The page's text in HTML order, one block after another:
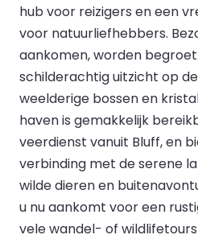
hub voor reizigers en een
voor natuurliefhebbers.
aankomen, worden
schilderachtig uitzicht op
weelderige bossen en
haven is gemakkelijk
veerdienst vanuit Bluff, en
verbinding met de serene
wilde dieren en
u nu aankomt voor een
vele wandel- of